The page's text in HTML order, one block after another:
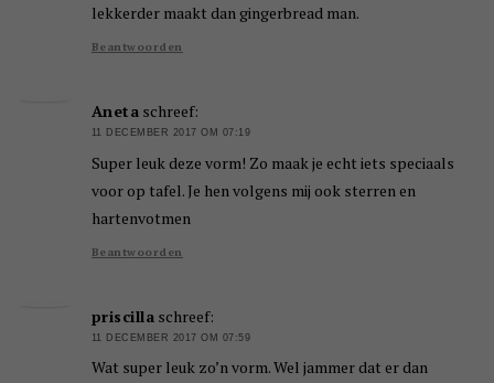
lekkerder maakt dan gingerbread man.
Beantwoorden
Aneta schreef:
11 DECEMBER 2017 OM 07:19
Super leuk deze vorm! Zo maak je echt iets speciaals
voor op tafel. Je hen volgens mij ook sterren en
hartenvotmen
Beantwoorden
priscilla schreef:
11 DECEMBER 2017 OM 07:59
Wat super leuk zo’n vorm. Wel jammer dat er dan